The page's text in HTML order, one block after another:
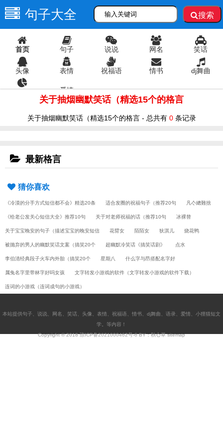
句子大全 搜索
首页 句子 说说 网名 笑话
头像 表情 祝福语 情书 dj舞曲
爱情
关于抽烟幽默笑话（精选15个的格言
关于抽烟幽默笑话（精选15个的格言 - 总共有 0条记录
最新格言
猜你喜欢
《冷漠的分手方式短信都不会》精选20条 适合发圈的祝福句子（推荐20句 凡亽總難捨
《给老公发关心短信大全》推荐10句 关于对老师祝福的话（推荐10句 冰裸替
关于宝宝晚安的句子（描述宝宝的晚安短信 花臂女 陌陌女 狄淇儿 烧花鸭
被抛弃的男人的幽默笑话文案（搞笑20个 超幽默冷笑话《搞笑话剧》 点水
李伯清经典段子火车内外胎（搞笑20个 星期八 什么字与昂搭配名字好
属兔名字里带林字好吗女孩 文字转发小游戏的软件（文字转发小游戏的软件下载）
连词的小游戏（连词成句的小游戏）
本站提供句子 说说 网名 笑话 头像 表情 祝福语 情书 dj舞曲 语录 爱情
小狸猫短文
学 。等内容！
Copyright © 2018琼ICP备2021000462号-6BY：秋心草sitemap